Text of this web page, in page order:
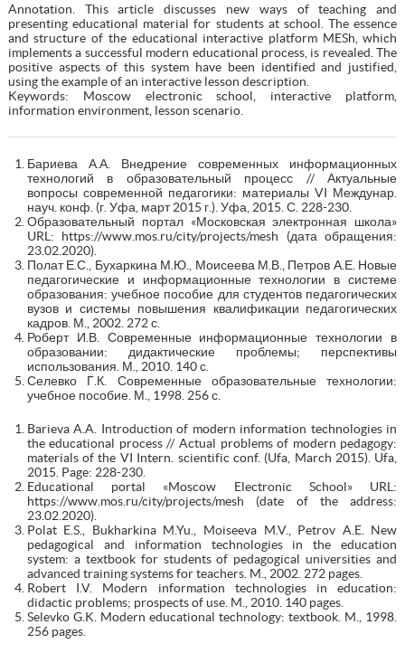
Annotation. This article discusses new ways of teaching and
presenting educational material for students at school. The essence
and structure of the educational interactive platform MESh, which
implements a successful modern educational process, is revealed. The
positive aspects of this system have been identified and justified,
using the example of an interactive lesson description.
Keywords: Moscow electronic school, interactive platform,
information environment, lesson scenario.
Бариева А.А. Внедрение современных информационных
технологий в образовательный процесс // Актуальные
вопросы современной педагогики: материалы VI Междунар.
науч. конф. (г. Уфа, март 2015 г.). Уфа, 2015. С. 228-230.
Образовательный портал «Московская электронная школа»
URL: https://www.mos.ru/city/projects/mesh (дата обращения:
23.02.2020).
Полат Е.С., Бухаркина М.Ю., Моисеева М.В., Петров А.Е. Новые
педагогические и информационные технологии в системе
образования: учебное пособие для студентов педагогических
вузов и системы повышения квалификации педагогических
кадров. М., 2002. 272 с.
Роберт И.В. Современные информационные технологии в
образовании: дидактические проблемы; перспективы
использования. М., 2010. 140 с.
Селевко Г.К. Современные образовательные технологии:
учебное пособие. М., 1998. 256 с.
Barieva A.A. Introduction of modern information technologies in
the educational process // Actual problems of modern pedagogy:
materials of the VI Intern. scientific conf. (Ufa, March 2015). Ufa,
2015. Page: 228-230.
Educational portal «Moscow Electronic School» URL:
https://www.mos.ru/city/projects/mesh (date of the address:
23.02.2020).
Polat E.S., Bukharkina M.Yu., Moiseeva M.V., Petrov A.E. New
pedagogical and information technologies in the education
system: a textbook for students of pedagogical universities and
advanced training systems for teachers. M., 2002. 272 pages.
Robert I.V. Modern information technologies in education:
didactic problems; prospects of use. M., 2010. 140 pages.
Selevko G.K. Modern educational technology: textbook. M., 1998.
256 pages.